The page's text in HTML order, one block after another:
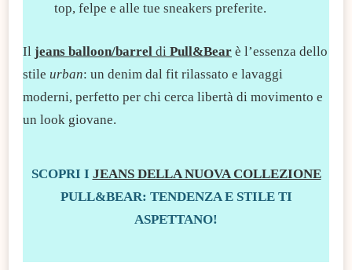
top, felpe e alle tue sneakers preferite.
Il jeans balloon/barrel di Pull&Bear è l’essenza dello
stile urban: un denim dal fit rilassato e lavaggi
moderni, perfetto per chi cerca libertà di movimento e
un look giovane.
SCOPRI I JEANS DELLA NUOVA COLLEZIONE
PULL&BEAR: TENDENZA E STILE TI
ASPETTANO!